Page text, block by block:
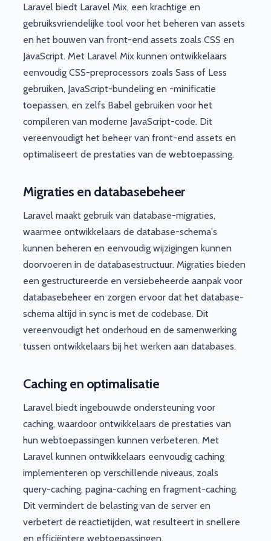
Laravel biedt Laravel Mix, een krachtige en
gebruiksvriendelijke tool voor het beheren van assets
en het bouwen van front-end assets zoals CSS en
JavaScript. Met Laravel Mix kunnen ontwikkelaars
eenvoudig CSS-preprocessors zoals Sass of Less
gebruiken, JavaScript-bundeling en -minificatie
toepassen, en zelfs Babel gebruiken voor het
compileren van moderne JavaScript-code. Dit
vereenvoudigt het beheer van front-end assets en
optimaliseert de prestaties van de webtoepassing.
Migraties en databasebeheer
Laravel maakt gebruik van database-migraties,
waarmee ontwikkelaars de database-schema's
kunnen beheren en eenvoudig wijzigingen kunnen
doorvoeren in de databasestructuur. Migraties bieden
een gestructureerde en versiebeheerde aanpak voor
databasebeheer en zorgen ervoor dat het database-
schema altijd in sync is met de codebase. Dit
vereenvoudigt het onderhoud en de samenwerking
tussen ontwikkelaars bij het werken aan databases.
Caching en optimalisatie
Laravel biedt ingebouwde ondersteuning voor
caching, waardoor ontwikkelaars de prestaties van
hun webtoepassingen kunnen verbeteren. Met
Laravel kunnen ontwikkelaars eenvoudig caching
implementeren op verschillende niveaus, zoals
query-caching, pagina-caching en fragment-caching.
Dit vermindert de belasting van de server en
verbetert de reactietijden, wat resulteert in snellere
en efficiëntere webtoepassingen.